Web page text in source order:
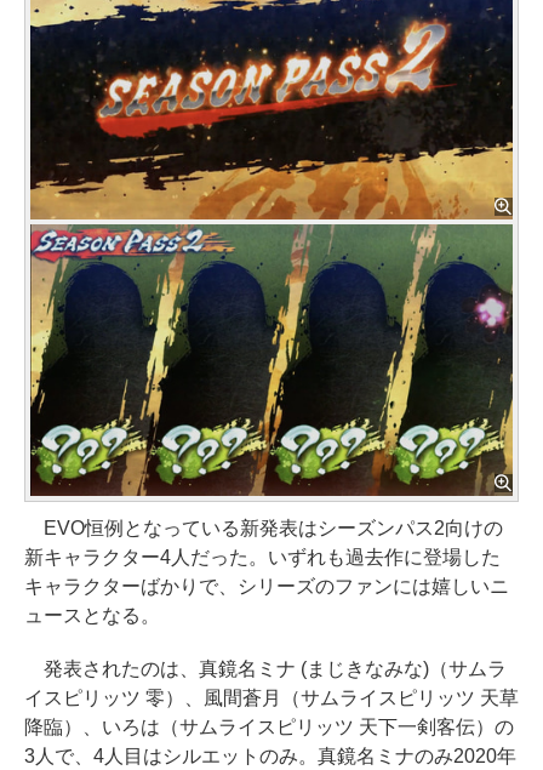
EVO恒例となっている新発表はシーズンパス2向けの
新キャラクター4人だった。いずれも過去作に登場した
キャラクターばかりで、シリーズのファンには嬉しいニ
ュースとなる。
発表されたのは、真鏡名ミナ (まじきなみな)（サムラ
イスピリッツ 零）、風間蒼月（サムライスピリッツ 天草
降臨）、いろは（サムライスピリッツ 天下一剣客伝）の
3人で、4人目はシルエットのみ。真鏡名ミナのみ2020年